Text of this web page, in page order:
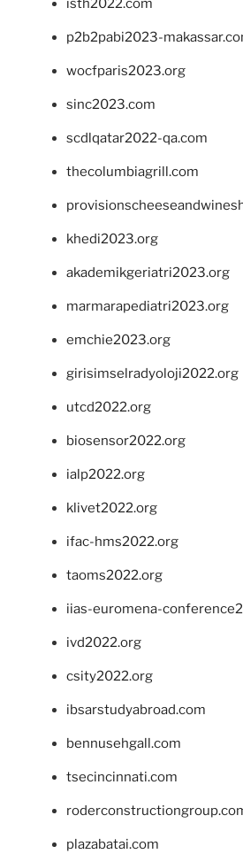
isth2022.com
p2b2pabi2023-
wocfparis2023.org
sinc2023.com
scdlqatar2022-qa.com
thecolumbiagrill.com
khedi2023.org
akademikgeriatri2023.org
marmarapediatri2023.org
emchie2023.org
girisimselradyoloji2022.org
utcd2022.org
biosensor2022.org
ialp2022.org
klivet2022.org
ifac-hms2022.org
taoms2022.org
iias-euromena-
ivd2022.org
csity2022.org
ibsarstudyabroad.com
bennusehgall.com
tsecincinnati.com
plazabatai.com